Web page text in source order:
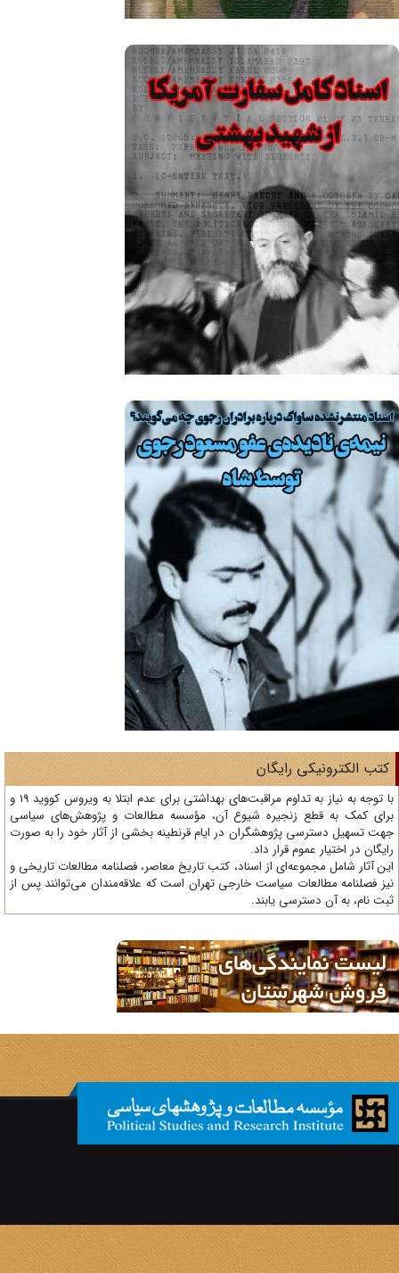
الکترونیکی رایگان
با توجه به نیاز به تداوم مراقبت‌های بهداشتی برای عدم ابتلا به ویروس کووید 19 و
کمک به قطع زنجیره شیوع آن، مؤسسه مطالعات و پژوهش‌های سیاسی
تسهیل دسترسی پژوهشگران در ایام قرنطینه بخشی از آثار خود را به صورت
در اختیار عموم قرار داد.
آثار شامل مجموعه‌ای از اسناد، کتب تاریخ معاصر، فصلنامه‌ مطالعات تاریخی و
فصلنامه مطالعات سیاست خارجی تهران است که علاقه‌مندان می‌توانند پس از
نام، به آن دسترسی یابند.